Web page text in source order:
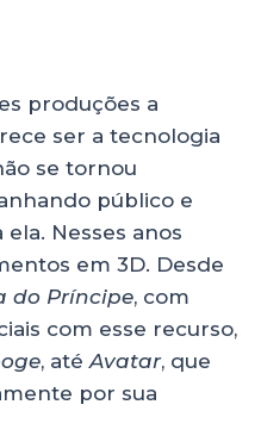
produções a
ser a tecnologia
se tornou
público e
ela. Nesses anos
em 3D. Desde
do Príncipe, com
com esse recurso,
, até Avatar, que
por sua